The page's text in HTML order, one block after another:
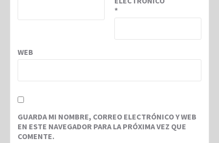
*
WEB
GUARDA MI NOMBRE, CORREO ELECTRÓNICO Y WEB
EN ESTE NAVEGADOR PARA LA PRÓXIMA VEZ QUE
COMENTE.